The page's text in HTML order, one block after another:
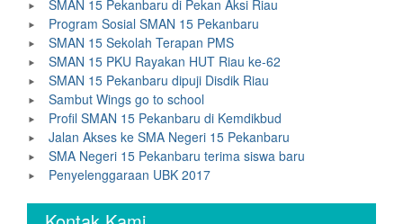
SMAN 15 Pekanbaru di Pekan Aksi Riau
Program Sosial SMAN 15 Pekanbaru
SMAN 15 Sekolah Terapan PMS
SMAN 15 PKU Rayakan HUT Riau ke-62
SMAN 15 Pekanbaru dipuji Disdik Riau
Sambut Wings go to school
Profil SMAN 15 Pekanbaru di Kemdikbud
Jalan Akses ke SMA Negeri 15 Pekanbaru
SMA Negeri 15 Pekanbaru terima siswa baru
Penyelenggaraan UBK 2017